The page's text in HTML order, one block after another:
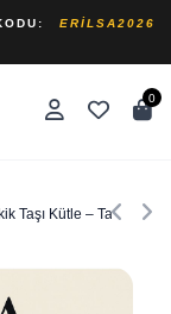
ERILSA2026
0
Taşı Kütle –